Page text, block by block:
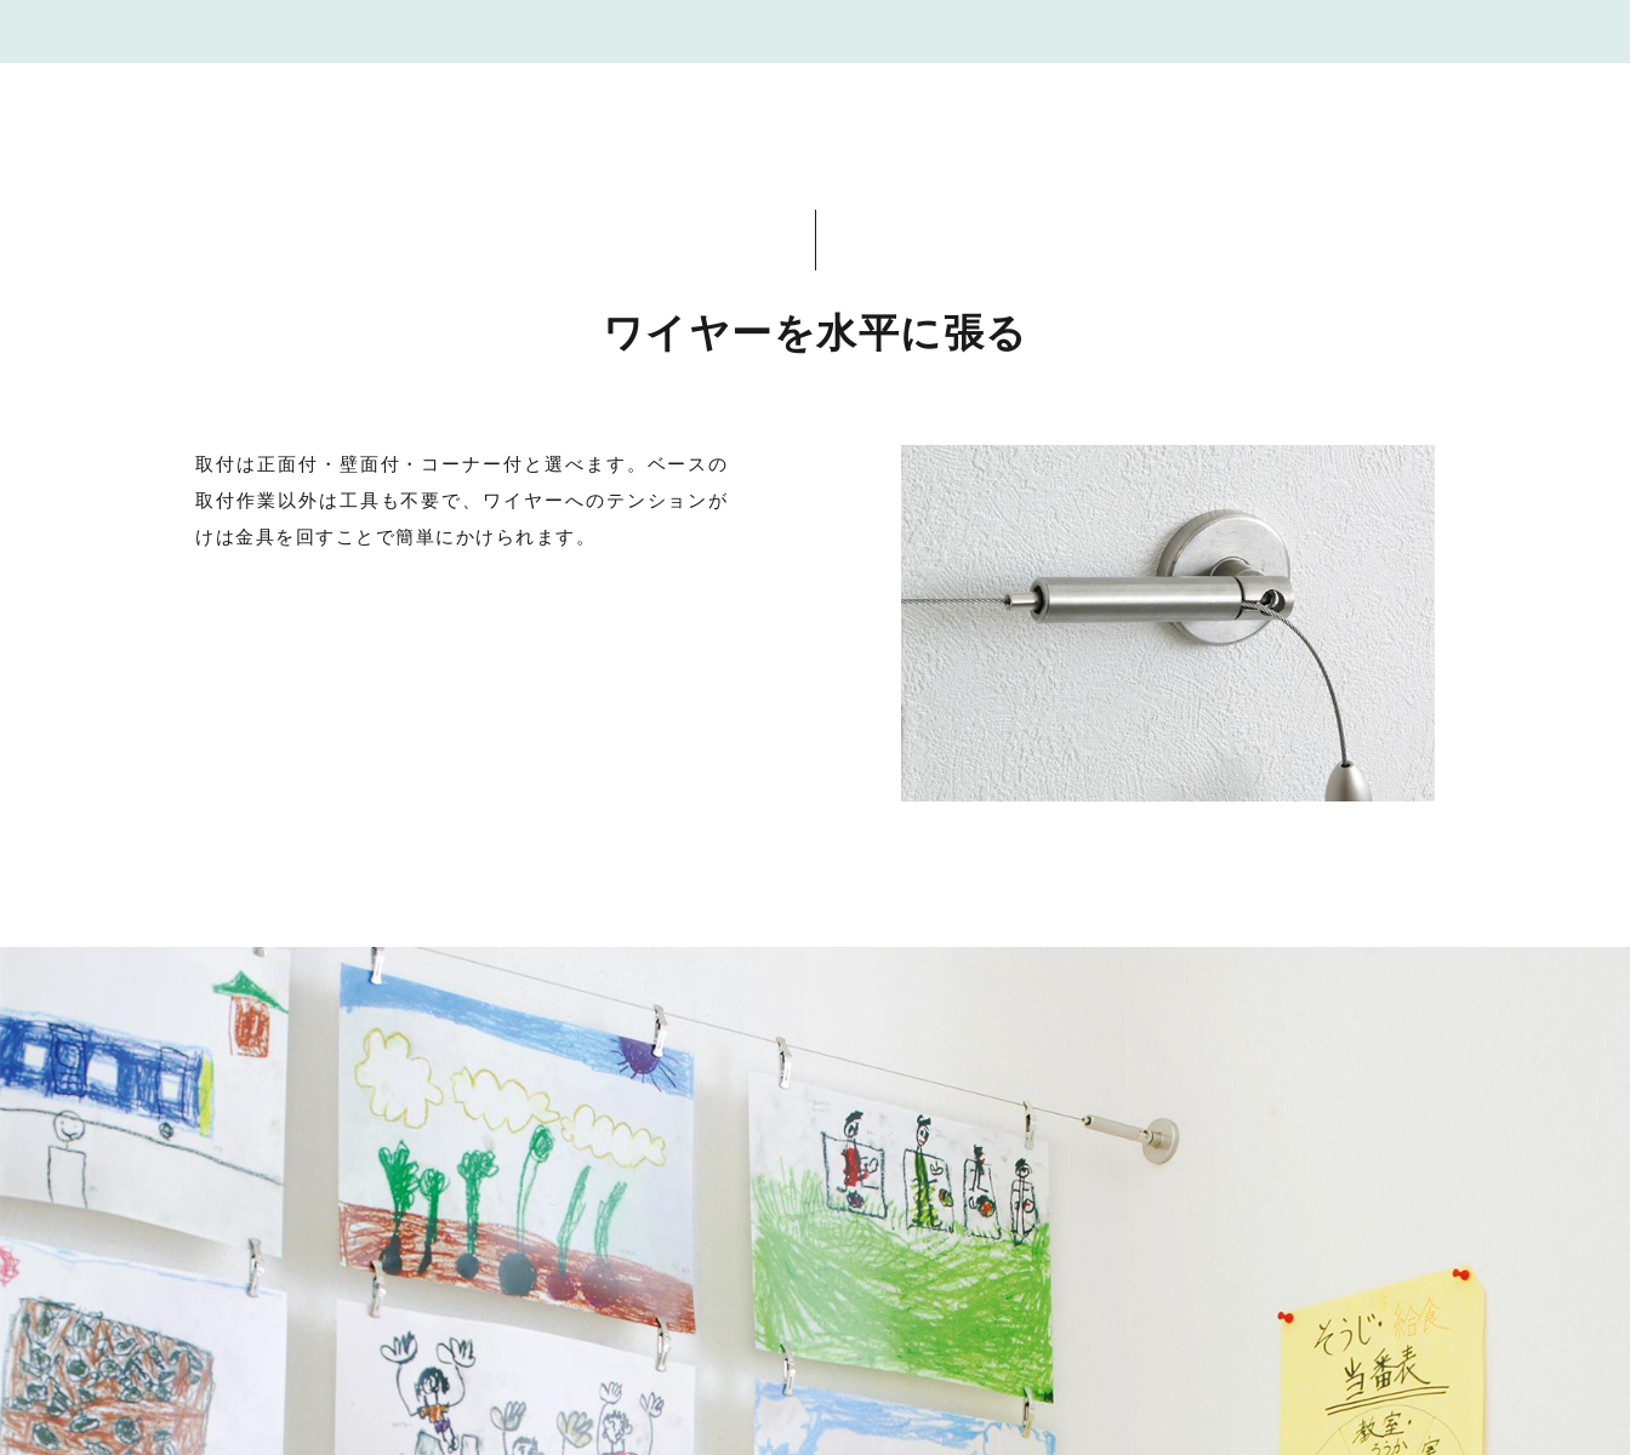
ワイヤーを水平に張る
取付は正面付・壁面付・コーナー付と選べます。ベースの
取付作業以外は工具も不要で、ワイヤーへのテンションが
けは金具を回すことで簡単にかけられます。